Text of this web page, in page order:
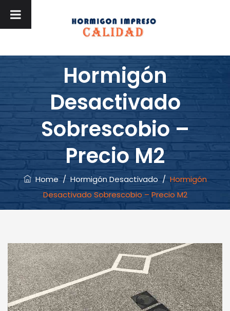
Hormigón
Desactivado
Sobrescobio –
Precio M2
Home/Hormigón Desactivado/Hormigón
Desactivado Sobrescobio – Precio M2